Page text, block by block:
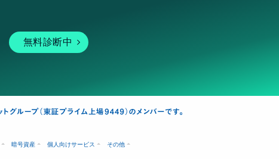
無料診断中
暗号資産 個人向けサービス その他